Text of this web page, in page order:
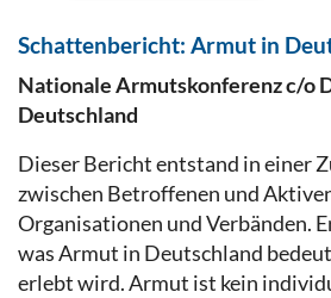
Schattenbericht: Armut in
Nationale Armutskonferenz c/o
Deutschland
Dieser Bericht entstand in einer
zwischen Betroffenen und
Organisationen und Verbänden.
was Armut in Deutschland
erlebt wird. Armut ist kein